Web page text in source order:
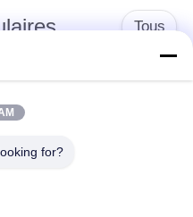
Tous
panier d'achat du
supermarché
Cages de stockage
for?